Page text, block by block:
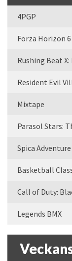
4PGP
Forza Horizon 6
Rushing Beat
Resident Evil
Mixtape
Parasol Stars:
Spica Adventure
Basketball
Call of Duty:
Legends BMX